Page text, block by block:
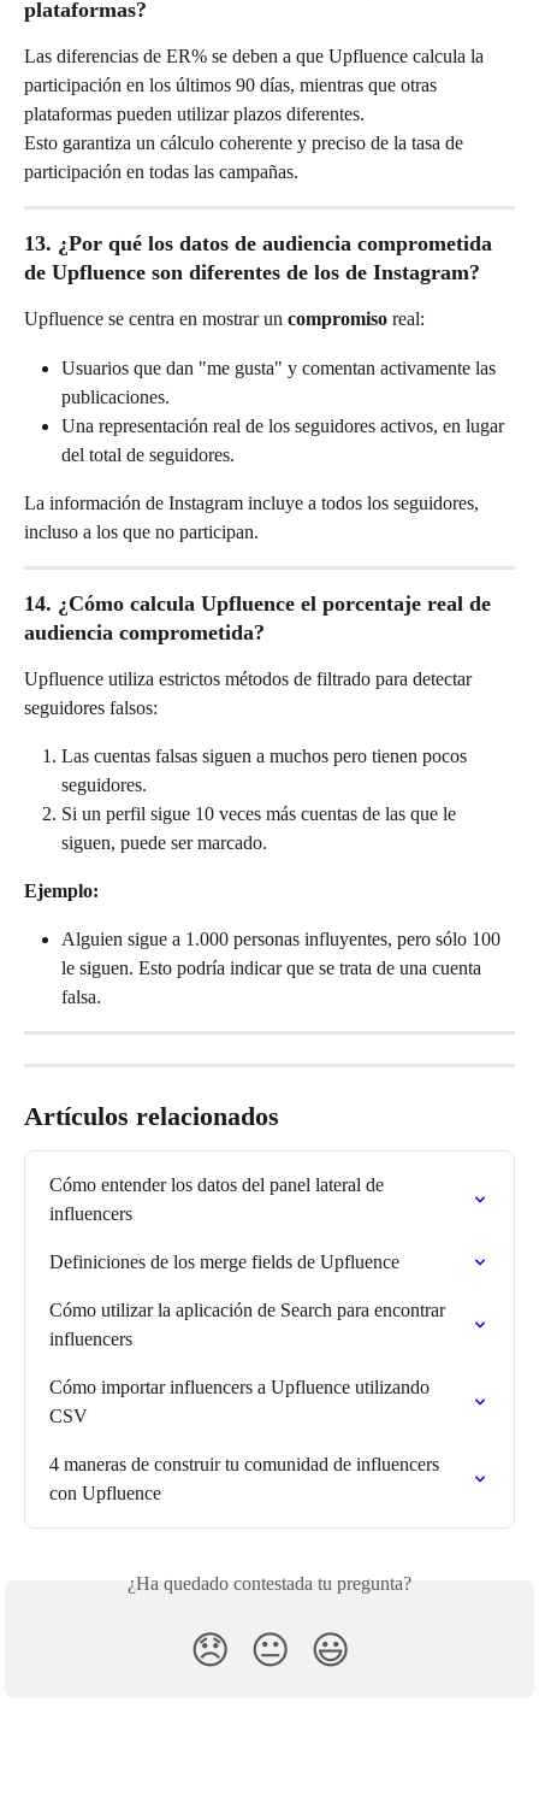
plataformas?
Las diferencias de ER% se deben a que Upfluence calcula la
participación en los últimos 90 días, mientras que otras
plataformas pueden utilizar plazos diferentes.
Esto garantiza un cálculo coherente y preciso de la tasa de
participación en todas las campañas.
13. ¿Por qué los datos de audiencia comprometida
de Upfluence son diferentes de los de Instagram?
Upfluence se centra en mostrar un compromiso real:
Usuarios que dan "me gusta" y comentan activamente las
publicaciones.
Una representación real de los seguidores activos, en lugar
del total de seguidores.
La información de Instagram incluye a todos los seguidores,
incluso a los que no participan.
14. ¿Cómo calcula Upfluence el porcentaje real de
audiencia comprometida?
Upfluence utiliza estrictos métodos de filtrado para detectar
seguidores falsos:
Las cuentas falsas siguen a muchos pero tienen pocos
seguidores.
Si un perfil sigue 10 veces más cuentas de las que le
siguen, puede ser marcado.
Ejemplo:
Alguien sigue a 1.000 personas influyentes, pero sólo 100
le siguen. Esto podría indicar que se trata de una cuenta
falsa.
Artículos relacionados
Cómo entender los datos del panel lateral de
influencers
Definiciones de los merge fields de Upfluence
Cómo utilizar la aplicación de Search para encontrar
influencers
Cómo importar influencers a Upfluence utilizando
CSV
4 maneras de construir tu comunidad de influencers
con Upfluence
¿Ha quedado contestada tu pregunta?
😞 😐 😃